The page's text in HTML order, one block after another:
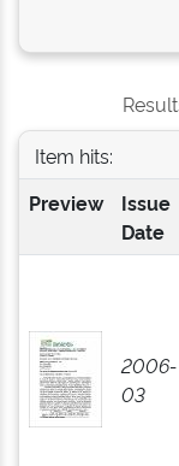
Item hits:
Preview
Issue
Date
2006-
03